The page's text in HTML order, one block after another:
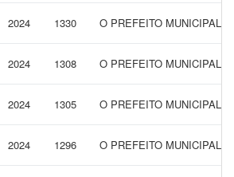
2024 1330 O PREFEITO MUNICIPAL
2024 1308 O PREFEITO MUNICIPAL
2024 1305 O PREFEITO MUNICIPAL
2024 1296 O PREFEITO MUNICIPAL